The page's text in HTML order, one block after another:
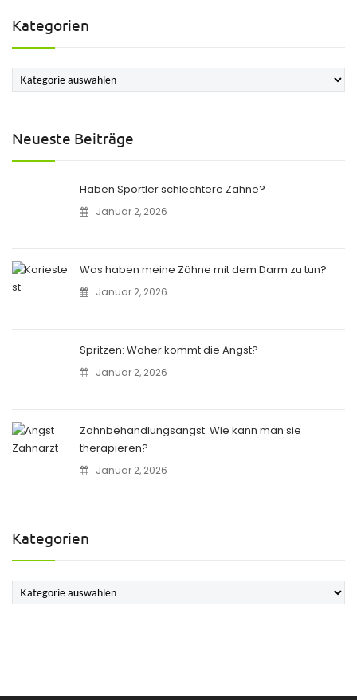
Kategorien
Kategorien
Neueste Beiträge
Haben Sportler schlechtere Zähne?
Januar 2, 2026
Was haben meine Zähne mit dem Darm zu tun?
Januar 2, 2026
Spritzen: Woher kommt die Angst?
Januar 2, 2026
Zahnbehandlungsangst: Wie kann man sie
therapieren?
Januar 2, 2026
Kategorien
Kategorien